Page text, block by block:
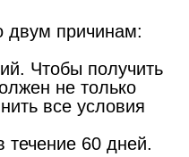
двум причинам:
Чтобы получить
не только
все условия
течение 60 дней.